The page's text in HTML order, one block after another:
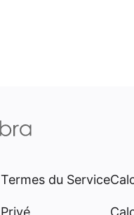
Termes du Service
Privé